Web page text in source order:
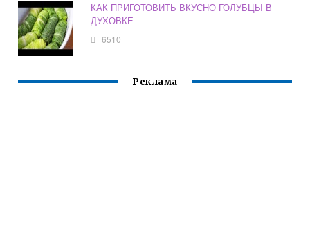
КАК ПРИГОТОВИТЬ ВКУСНО ГОЛУБЦЫ В
ДУХОВКЕ
6510
Реклама